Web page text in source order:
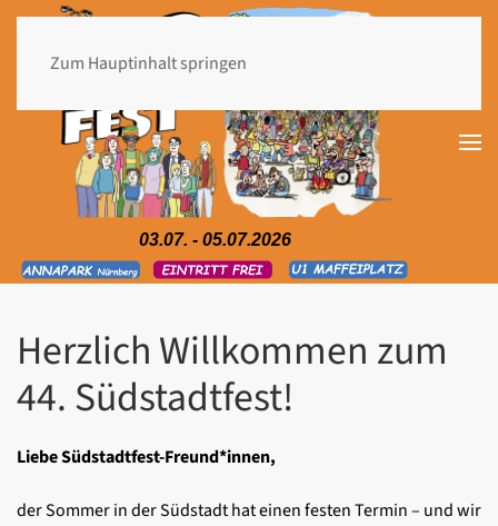
Zum Hauptinhalt springen
03.07. - 05.07.2026
Herzlich Willkommen zum
44. Südstadtfest!
Liebe Südstadtfest-Freund*innen,
der Sommer in der Südstadt hat einen festen Termin – und wir